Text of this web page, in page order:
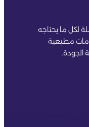
لكل ما يحتاجه
مطبعية
الجودة.